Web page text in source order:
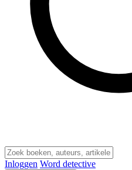
Inloggen Word detective